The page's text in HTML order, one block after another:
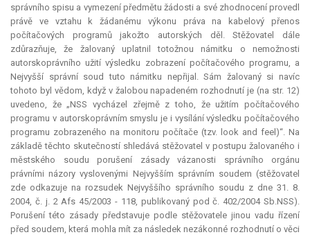
správního spisu a vymezení předmětu žádosti a své zhodnocení provedl
právě ve vztahu k žádanému výkonu práva na kabelový přenos
počítačových programů jakožto autorských děl. Stěžovatel dále
zdůrazňuje, že žalovaný uplatnil totožnou námitku o nemožnosti
autorskoprávního užití výsledku zobrazení počítačového programu, a
Nejvyšší správní soud tuto námitku nepřijal. Sám žalovaný si navíc
tohoto byl vědom, když v žalobou napadeném rozhodnutí je (na str. 12)
uvedeno, že „NSS vycházel zřejmě z toho, že užitím počítačového
programu v autorskoprávním smyslu je i vysílání výsledku počítačového
programu zobrazeného na monitoru počítače (tzv. look and feel)“. Na
základě těchto skutečností shledává stěžovatel v postupu žalovaného i
městského soudu porušení zásady vázanosti správního orgánu
právními názory vyslovenými Nejvyšším správním soudem (stěžovatel
zde odkazuje na rozsudek Nejvyššího správního soudu z dne 31. 8.
2004, č. j. 2 Afs 45/2003 - 118, publikovaný pod č. 402/2004 Sb.NSS).
Porušení této zásady představuje podle stěžovatele jinou vadu řízení
před soudem, která mohla mít za následek nezákonné rozhodnutí o věci